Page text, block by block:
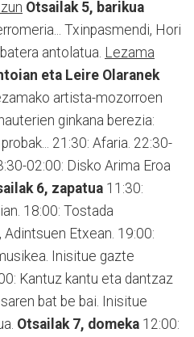
Otsailak 5, barikua
Txinpasmendi, Hori
antolatua. Lezama
eta Leire Olaranek
artista-mozorroen
ginkana berezia:
21:30: Afaria. 22:30-
02:00: Disko Arima Eroa
6, zapatua 11:30:
18:00: Tostada
Etxean. 19:00:
Inisitue gazte
Kantuz kantu eta dantzaz
bat be bai. Inisitue
Otsailak 7, domeka 12:00: